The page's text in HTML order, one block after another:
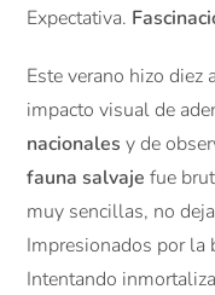
Expectativa.
Este verano hizo diez
impacto visual de
nacionales y de
fauna salvaje fue
muy sencillas, no
Impresionados por la
Intentando